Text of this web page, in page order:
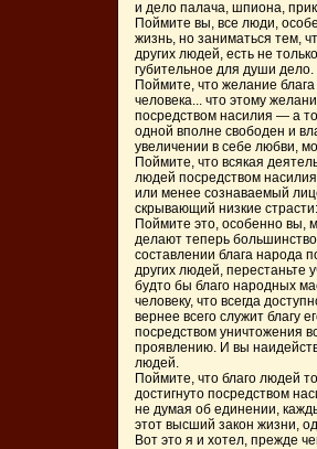
и дело палача, шпиона,
Поймите вы, все люди,
жизнь, но заниматься тем,
других людей, есть не
губительное для души дело.
Поймите, что желание
человека... что этому
посредством насилия — а
одной вполне свободен и
увеличении в себе любви,
Поймите, что всякая
людей посредством
или менее сознаваемый
скрывающий низкие
Поймите это, особенно вы,
делают теперь большинство
составлении блага народа
других людей, перестаньте
будто бы благо народных
человеку, что всегда
вернее всего служит благу
посредством уничтожения
проявлению. И вы
людей.
Поймите, что благо людей
достигнуто посредством
не думая об единении,
этот высший закон жизни,
Вот это я и хотел, прежде